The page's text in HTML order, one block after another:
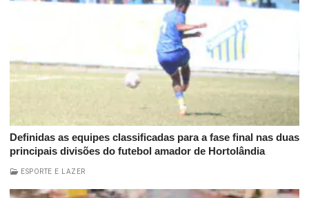
Definidas as equipes classificadas para a fase final nas duas
principais divisões do futebol amador de Hortolândia
ESPORTE E LAZER